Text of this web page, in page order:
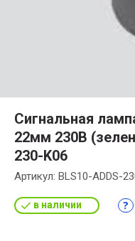
Сигнальная
22мм 230В
230-K06
Артикул: BLS10-ADDS-
в наличии